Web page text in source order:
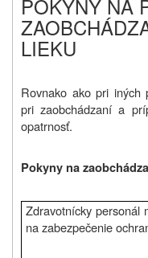
POKYNY NA
LIEKU
Rovnako ako pri iných
pri zaobchádzaní a
opatrnosť.
Pokyny na
Zdravotnícky personál
na zabezpečenie